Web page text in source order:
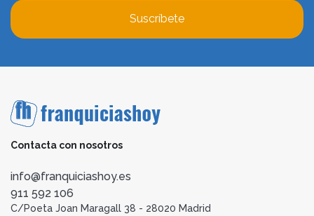
Suscríbete
Contacta con nosotros
info@franquiciashoy.es
911 592 106
C/Poeta Joan Maragall 38 - 28020 Madrid